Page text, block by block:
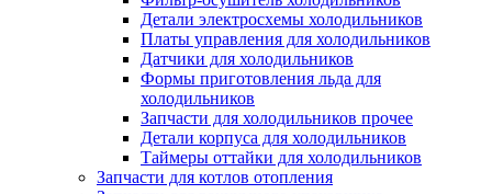
Детали электросхемы холодильников
Платы управления для холодильников
Датчики для холодильников
Формы приготовления льда для
холодильников
Запчасти для холодильников прочее
Детали корпуса для холодильников
Таймеры оттайки для холодильников
Запчасти для котлов отопления